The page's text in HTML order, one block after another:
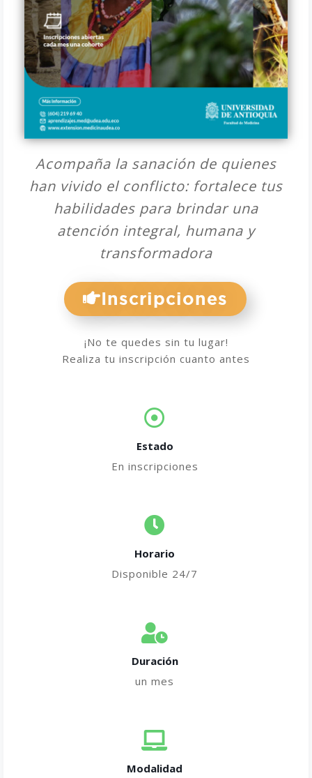
Acompaña la sanación de quienes
han vivido el conflicto: fortalece tus
habilidades para brindar una
atención integral, humana y
transformadora
Inscripciones
¡No te quedes sin tu lugar!
Realiza tu inscripción cuanto antes
Estado
En inscripciones
Horario
Disponible 24/7
Duración
un mes
Modalidad